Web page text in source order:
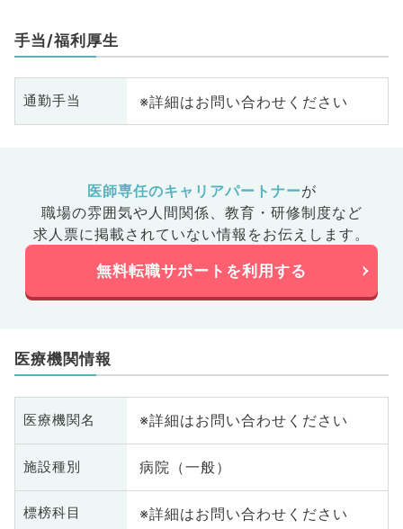
手当/福利厚生
通勤手当 ※詳細はお問い合わせください
医師専任のキャリアパートナーが
職場の雰囲気や人間関係、 教育・研修制度など
求人票に掲載されていない情報をお伝えします。
無料転職サポートを利用する
医療機関情報
医療機関名 ※詳細はお問い合わせください
施設種別 病院（一般）
標榜科目 ※詳細はお問い合わせください